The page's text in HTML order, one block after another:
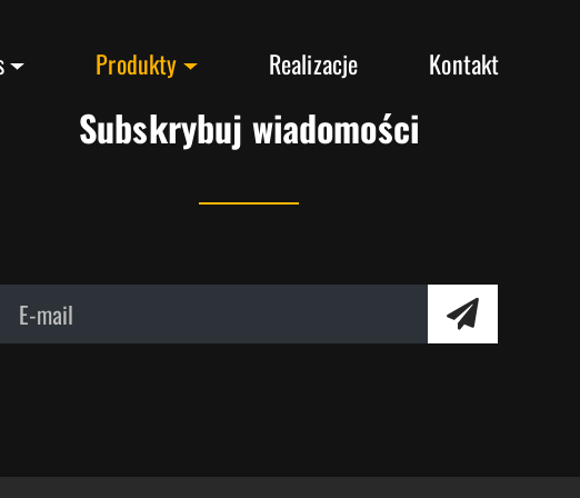
Produkty Realizacje Kontakt
Subskrybuj wiadomości